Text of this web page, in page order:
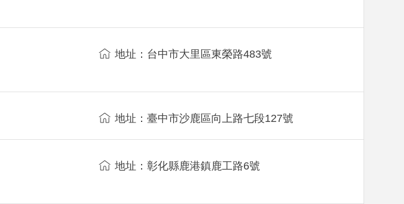
地址：台中市大里區東榮路483號
地址：臺中市沙鹿區向上路七段127號
地址：彰化縣鹿港鎮鹿工路6號